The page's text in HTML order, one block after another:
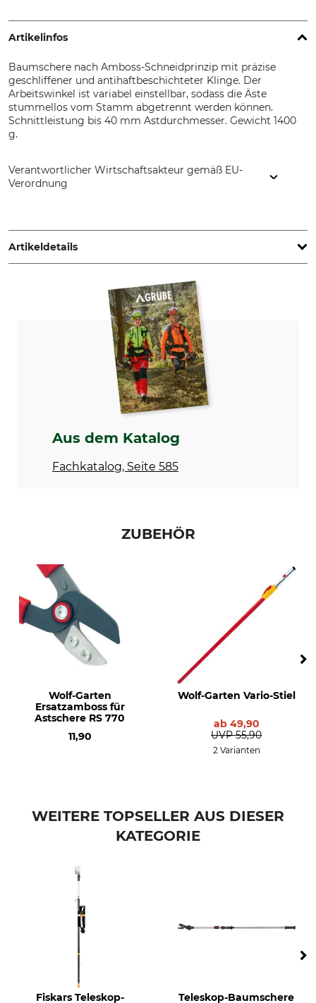
Artikelinfos
Baumschere nach Amboss-Schneidprinzip mit präzise
geschliffener und antihaftbeschichteter Klinge. Der
Arbeitswinkel ist variabel einstellbar, sodass die Äste
stummellos vom Stamm abgetrennt werden können.
Schnittleistung bis 40 mm Astdurchmesser. Gewicht 1400
g.
Verantwortlicher Wirtschaftsakteur gemäß EU-
Verordnung
Saarbrücken, Germany, www.wolf-garten.com
Artikeldetails
Marke
Wolf-Garten
Modellbezeichnung
Profi RC-V
Herstellung
Made in Germany
Aus dem Katalog
Fachkatalog, Seite 585
ZUBEHÖR
Wolf-Garten
Ersatzamboss für
Astschere RS 770
11,90
Wolf-Garten Vario-Stiel
ab 49,90
UVP 55,90
2 Varianten
WEITERE TOPSELLER AUS DIESER
KATEGORIE
Fiskars Teleskop-
Teleskop-Baumschere